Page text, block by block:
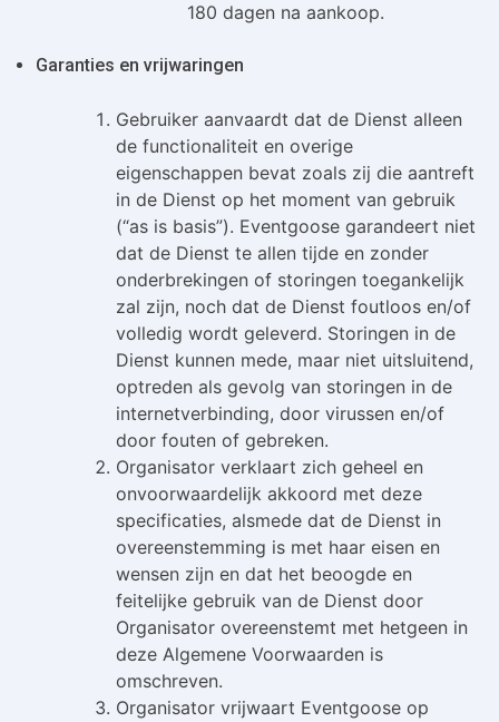
180 dagen na aankoop.
Garanties en vrijwaringen
Gebruiker aanvaardt dat de Dienst alleen
de functionaliteit en overige
eigenschappen bevat zoals zij die aantreft
in de Dienst op het moment van gebruik
(“as is basis”). Eventgoose garandeert niet
dat de Dienst te allen tijde en zonder
onderbrekingen of storingen toegankelijk
zal zijn, noch dat de Dienst foutloos en/of
volledig wordt geleverd. Storingen in de
Dienst kunnen mede, maar niet uitsluitend,
optreden als gevolg van storingen in de
internetverbinding, door virussen en/of
door fouten of gebreken.
Organisator verklaart zich geheel en
onvoorwaardelijk akkoord met deze
specificaties, alsmede dat de Dienst in
overeenstemming is met haar eisen en
wensen zijn en dat het beoogde en
feitelijke gebruik van de Dienst door
Organisator overeenstemt met hetgeen in
deze Algemene Voorwaarden is
omschreven.
Organisator vrijwaart Eventgoose op